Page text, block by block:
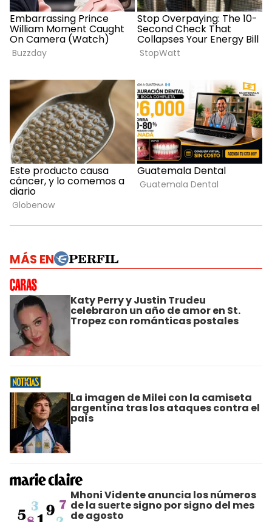
MÁS EN
Katy Perry y Justin Trudeu
celebraron un año de amor en St.
Tropez con románticas postales
La imagen de Milei con la camiseta
argentina tras los ataques contra el
país
Mhoni Vidente anuncia los números
de la suerte signo por signo del mes
de agosto